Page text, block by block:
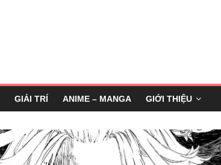
GIẢI TRÍ ANIME – MANGA GIỚI THIỆU